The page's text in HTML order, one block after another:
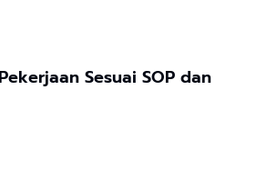
Sesuai SOP dan